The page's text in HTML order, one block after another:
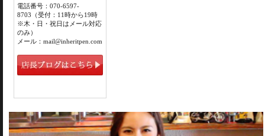
電話番号：070-6597-
8703（受付：11時から19時
※木・日・祝日はメール対応
のみ）
メール：mail@inheritpen.com